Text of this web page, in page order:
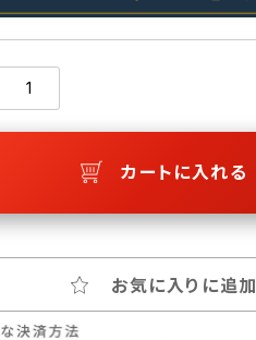
カートに入れる
お気に入りに追加